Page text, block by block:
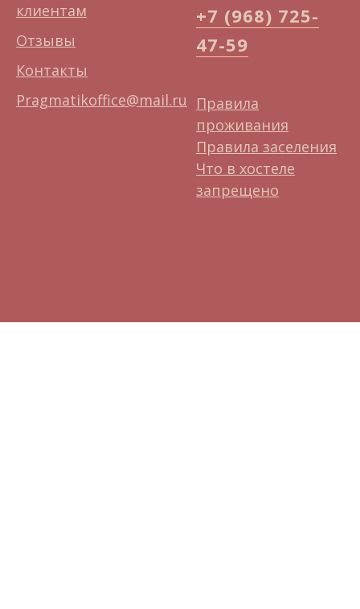
клиентам
Отзывы
Контакты
Pragmatikoffice@mail.ru
+7 (968) 725-
47-59
Правила
проживания
Правила заселения
Что в хостеле
запрещено